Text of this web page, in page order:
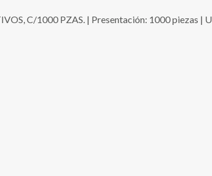
C/1000 PZAS. | Presentación: 1000 piezas |